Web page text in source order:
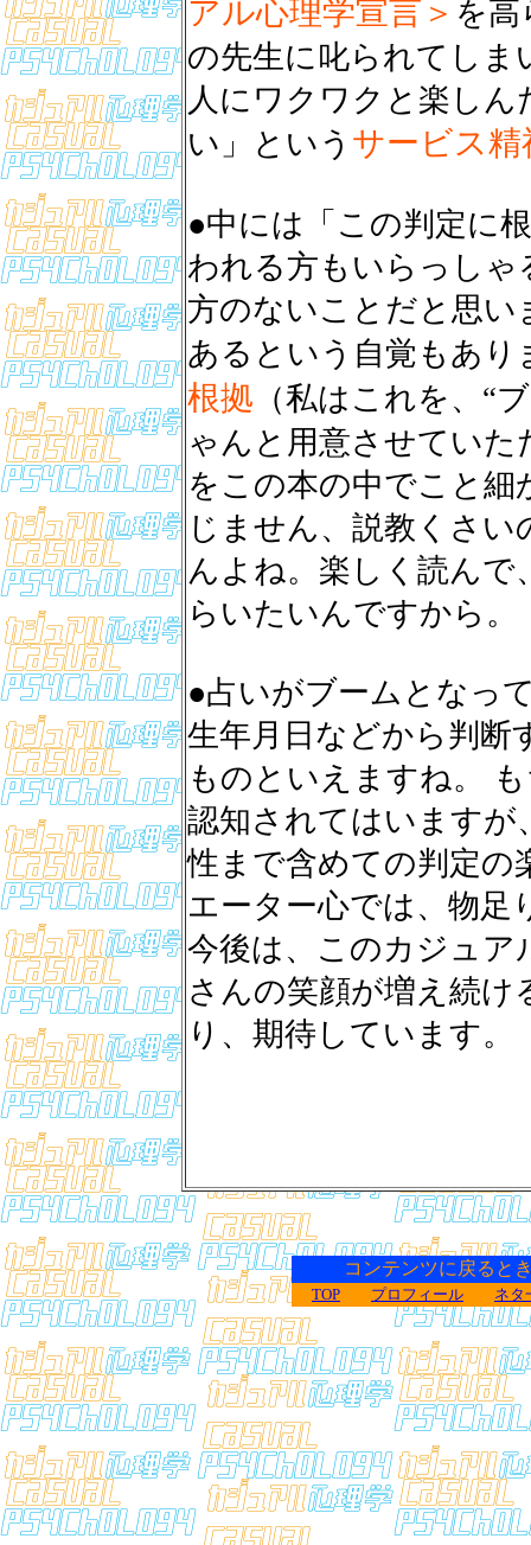
アル心理学宣言＞ を高
の先生に叱られてしま
人にワクワクと楽し
い」という サービス精
●中には「この判定に
われる方もいらっし
方のないことだと思い
あるという自覚もあり
根拠 （私はこれを、“
ゃんと用意させてい
をこの本の中でこと
じません、説教くさ
んよね。楽しく読んで
らいたいんですから。
●占いがブームとなっ
生年月日などから判断
ものといえますね。
認知されてはいますが
性まで含めての判定の
エーター心では、物足
今後は、このカジュア
さんの笑顔が増え続
り、期待しています。
コンテンツに戻ると
TOP プロフィール ネタ